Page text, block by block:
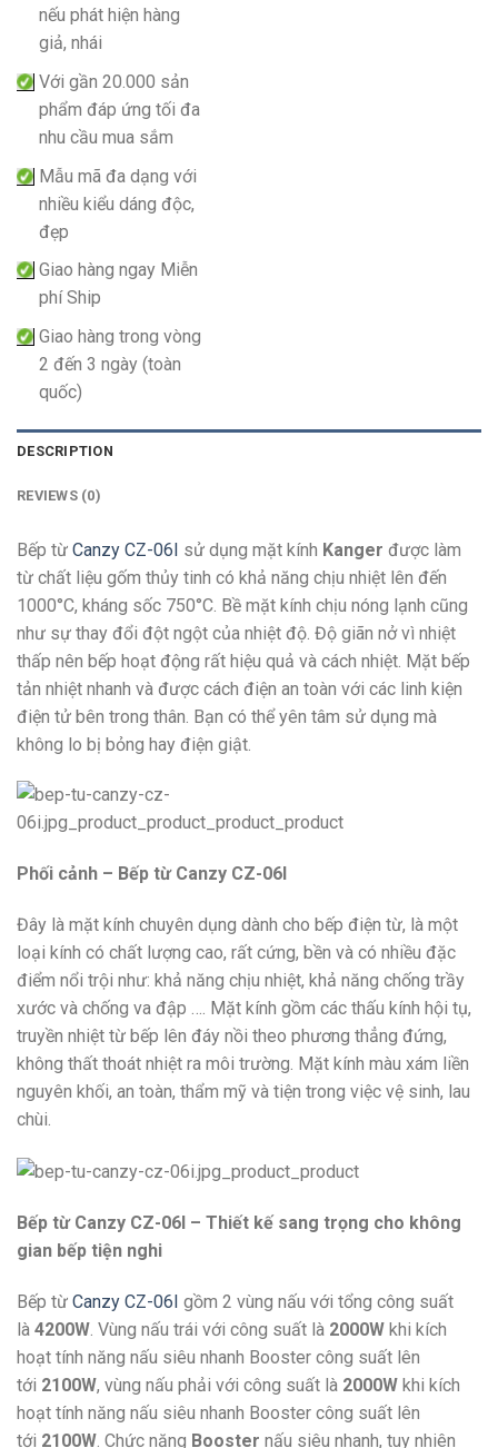
nếu phát hiện hàng
giả, nhái
Với gần 20.000 sản
phẩm đáp ứng tối đa
nhu cầu mua sắm
Mẫu mã đa dạng với
nhiều kiểu dáng độc,
đẹp
Giao hàng ngay Miễn
phí Ship
Giao hàng trong vòng
2 đến 3 ngày (toàn
quốc)
DESCRIPTION
REVIEWS (0)
Bếp từ Canzy CZ-06I sử dụng mặt kính Kanger được làm
từ chất liệu gốm thủy tinh có khả năng chịu nhiệt lên đến
1000°C, kháng sốc 750°C. Bề mặt kính chịu nóng lạnh cũng
như sự thay đổi đột ngột của nhiệt độ. Độ giãn nở vì nhiệt
thấp nên bếp hoạt động rất hiệu quả và cách nhiệt. Mặt bếp
tản nhiệt nhanh và được cách điện an toàn với các linh kiện
điện tử bên trong thân. Bạn có thể yên tâm sử dụng mà
không lo bị bỏng hay điện giật.
Phối cảnh – Bếp từ Canzy CZ-06I
Đây là mặt kính chuyên dụng dành cho bếp điện từ, là một
loại kính có chất lượng cao, rất cứng, bền và có nhiều đặc
điểm nổi trội như: khả năng chịu nhiệt, khả năng chống trầy
xước và chống va đập …. Mặt kính gồm các thấu kính hội tụ,
truyền nhiệt từ bếp lên đáy nồi theo phương thẳng đứng,
không thất thoát nhiệt ra môi trường. Mặt kính màu xám liền
nguyên khối, an toàn, thẩm mỹ và tiện trong việc vệ sinh, lau
chùi.
Bếp từ Canzy CZ-06I – Thiết kế sang trọng cho không
gian bếp tiện nghi
Bếp từ Canzy CZ-06I gồm 2 vùng nấu với tổng công suất
là 4200W . Vùng nấu trái với công suất là 2000W khi kích
hoạt tính năng nấu siêu nhanh Booster công suất lên
tới 2100W, vùng nấu phải với công suất là 2000W khi kích
hoạt tính năng nấu siêu nhanh Booster công suất lên
tới 2100W . Chức năng Booster nấu siêu nhanh, tuy nhiên